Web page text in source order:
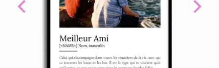
Previous Next